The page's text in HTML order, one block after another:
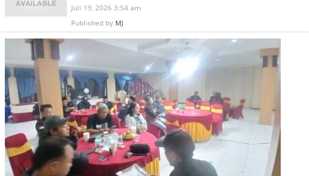
Juli 19, 2026 3:54 am
Published by MJ